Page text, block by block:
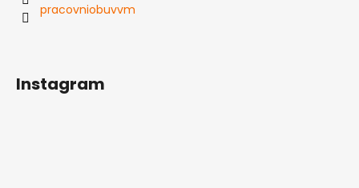
pracovniobuvvm
Instagram